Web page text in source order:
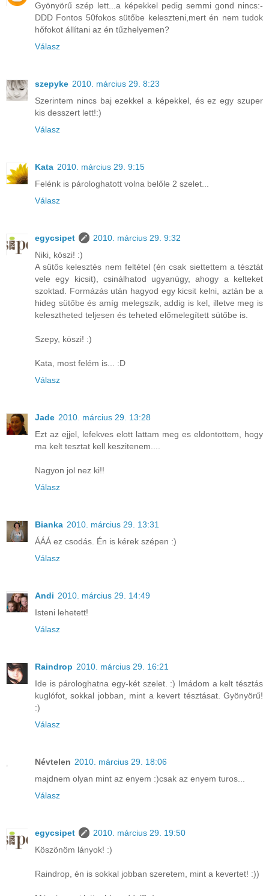
Gyönyörű szép lett...a képekkel pedig semmi gond nincs:-
DDD Fontos 50fokos sütőbe keleszteni,mert én nem tudok
hőfokot állítani az én tűzhelyemen?
Válasz
szepyke 2010. március 29. 8:23
Szerintem nincs baj ezekkel a képekkel, és ez egy szuper
kis desszert lett!:)
Válasz
Kata 2010. március 29. 9:15
Felénk is párologhatott volna belőle 2 szelet...
Válasz
egycsipet
2010. március 29. 9:32
Niki, köszi! :)
A sütős kelesztés nem feltétel (én csak siettettem a tésztát
vele egy kicsit), csinálhatod ugyanúgy, ahogy a kelteket
szoktad. Formázás után hagyod egy kicsit kelni, aztán be a
hideg sütőbe és amíg melegszik, addig is kel, illetve meg is
kelesztheted teljesen és teheted előmelegített sütőbe is.
Szepy, köszi! :)
Kata, most felém is... :D
Válasz
Jade 2010. március 29. 13:28
Ezt az ejjel, lefekves elott lattam meg es eldontottem, hogy
ma kelt tesztat kell keszitenem....
Nagyon jol nez ki!!
Válasz
Bianka 2010. március 29. 13:31
ÁÁÁ ez csodás. Én is kérek szépen :)
Válasz
Andi 2010. március 29. 14:49
Isteni lehetett!
Válasz
Raindrop 2010. március 29. 16:21
Ide is párologhatna egy-két szelet. :) Imádom a kelt tésztás
kuglófot, sokkal jobban, mint a kevert tésztásat. Gyönyörű!
:)
Válasz
Névtelen 2010. március 29. 18:06
majdnem olyan mint az enyem :)csak az enyem turos...
Válasz
egycsipet
2010. március 29. 19:50
Köszönöm lányok! :)
Raindrop, én is sokkal jobban szeretem, mint a kevertet! :))